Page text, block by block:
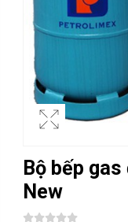
Bộ bếp
New